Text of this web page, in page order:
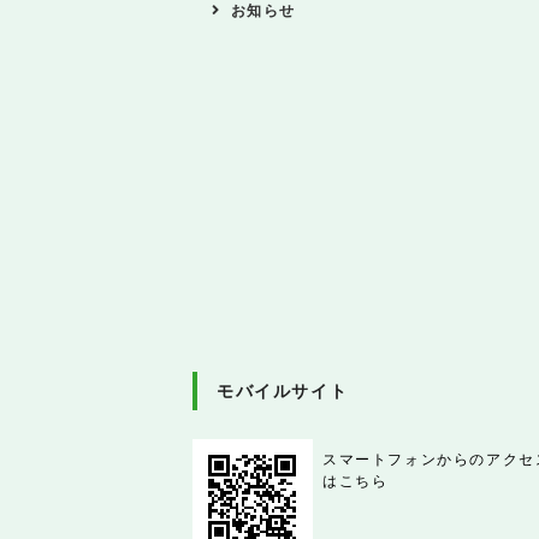
お知らせ
モバイルサイト
スマートフォンからのアクセ
はこちら